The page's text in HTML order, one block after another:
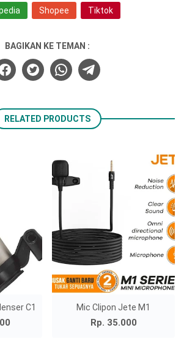
Shopee Tiktok
BAGIKAN KE TEMAN :
RELATED PRODUCTS
C1 Mic Clipon Jete M1
Rp. 35.000